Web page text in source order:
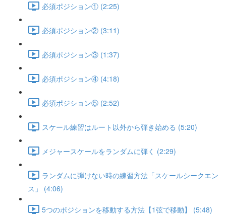
必須ポジション① (2:25)
必須ポジション② (3:11)
必須ポジション③ (1:37)
必須ポジション④ (4:18)
必須ポジション⑤ (2:52)
スケール練習はルート以外から弾き始める (5:20)
メジャースケールをランダムに弾く (2:29)
ランダムに弾けない時の練習方法「スケールシークエン
ス」 (4:06)
5つのポジションを移動する方法【1弦で移動】 (5:48)